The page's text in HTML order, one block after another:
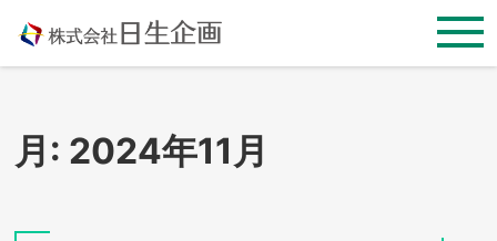
content
月: 2024年11月